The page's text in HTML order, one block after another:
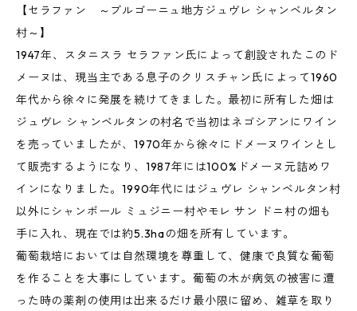
【セラファン ～ブルゴーニュ地方ジュヴレ シャンベルタン
村～】
1947年、スタニスラ セラファン氏によって創設されたこのド
メーヌは、現当主である息子のクリスチャン氏によって1960
年代から徐々に発展を続けてきました。最初に所有した畑は
ジュヴレ シャンベルタンの村名で当初はネゴシアンにワイン
を売っていましたが、1970年から徐々にドメーヌワインとし
て販売するようになり、1987年には100%ドメーヌ元詰めワ
インになりました。1990年代にはジュヴレ シャンベルタン村
以外にシャンボール ミュジニー村やモレ サン ドニ村の畑も
手に入れ、現在では約5.3haの畑を所有しています。
葡萄栽培においては自然環境を尊重して、健康で良質な葡萄
を作ることを大事にしています。葡萄の木が病気の被害に遭
った時の薬剤の使用は出来るだけ最小限に留め、雑草を取り